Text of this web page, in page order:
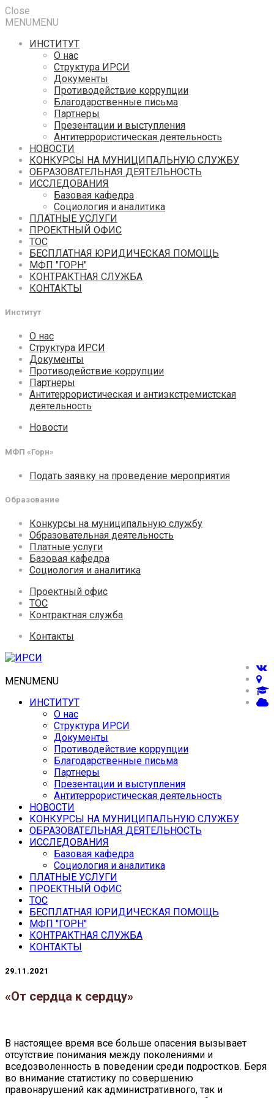
Close
MENUMENU
ИНСТИТУТ
О нас
Структура ИРСИ
Документы
Противодействие коррупции
Благодарственные письма
Партнеры
Презентации и выступления
Антитеррористическая деятельность
НОВОСТИ
КОНКУРСЫ НА МУНИЦИПАЛЬНУЮ СЛУЖБУ
ОБРАЗОВАТЕЛЬНАЯ ДЕЯТЕЛЬНОСТЬ
ИССЛЕДОВАНИЯ
Базовая кафедра
Социология и аналитика
ПЛАТНЫЕ УСЛУГИ
ПРОЕКТНЫЙ ОФИС
ТОС
БЕСПЛАТНАЯ ЮРИДИЧЕСКАЯ ПОМОЩЬ
МФП "ГОРН"
КОНТРАКТНАЯ СЛУЖБА
КОНТАКТЫ
Институт
О нас
Структура ИРСИ
Документы
Противодействие коррупции
Партнеры
Антитеррористическая и антиэкстремистская
деятельность
Новости
МФП «Горн»
Подать заявку на проведение мероприятия
Образование
Конкурсы на муниципальную службу
Образовательная деятельность
Платные услуги
Базовая кафедра
Социология и аналитика
Проектный офис
ТОС
Контрактная служба
Контакты
MENUMENU
ИНСТИТУТ
О нас
Структура ИРСИ
Документы
Противодействие коррупции
Благодарственные письма
Партнеры
Презентации и выступления
Антитеррористическая деятельность
НОВОСТИ
КОНКУРСЫ НА МУНИЦИПАЛЬНУЮ СЛУЖБУ
ОБРАЗОВАТЕЛЬНАЯ ДЕЯТЕЛЬНОСТЬ
ИССЛЕДОВАНИЯ
Базовая кафедра
Социология и аналитика
ПЛАТНЫЕ УСЛУГИ
ПРОЕКТНЫЙ ОФИС
ТОС
БЕСПЛАТНАЯ ЮРИДИЧЕСКАЯ ПОМОЩЬ
МФП "ГОРН"
КОНТРАКТНАЯ СЛУЖБА
КОНТАКТЫ
29.11.2021
«От сердца к сердцу»
В настоящее время все больше опасения вызывает
отсутствие понимания между поколениями и
вседозволенность в поведении среди подростков. Беря
во внимание статистику по совершению
правонарушений как административного, так и